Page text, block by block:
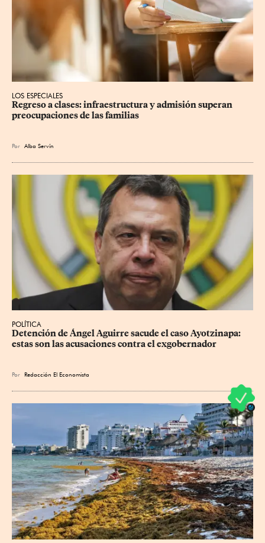
LOS ESPECIALES
Regreso a clases: infraestructura y admisión superan
preocupaciones de las familias
Por Alba Servín
POLÍTICA
Detención de Ángel Aguirre sacude el caso Ayotzinapa:
estas son las acusaciones contra el exgobernador
Por Redacción El Economista